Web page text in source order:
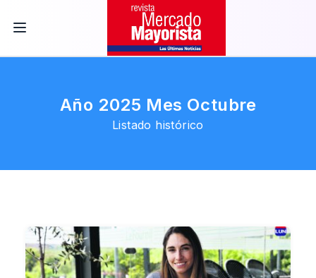
Año 2025 Mes Octubre
Listado histórico